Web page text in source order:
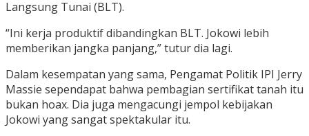
Langsung Tunai (BLT).
“Ini kerja produktif dibandingkan BLT. Jokowi lebih
memberikan jangka panjang,” tutur dia lagi.
Dalam kesempatan yang sama, Pengamat Politik IPI Jerry
Massie sependapat bahwa pembagian sertifikat tanah itu
bukan hoax. Dia juga mengacungi jempol kebijakan
Jokowi yang sangat spektakular itu.